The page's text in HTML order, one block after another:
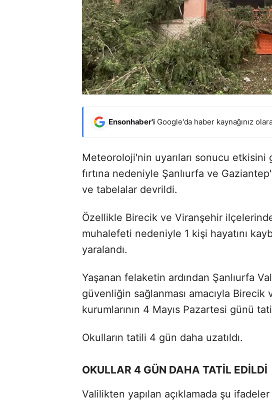
Ensonhaber'i Google'da haber kaynağınız
Meteoroloji'nin uyarıları sonucu etkisini
fırtına nedeniyle Şanlıurfa ve
ve tabelalar devrildi.
Özellikle Birecik ve Viranşehir
muhalefeti nedeniyle 1 kişi hayatını
yaralandı.
Yaşanan felaketin ardından Şanlıurfa
güvenliğin sağlanması amacıyla Birecik
kurumlarının 4 Mayıs Pazartesi günü
Okulların tatili 4 gün daha uzatıldı.
OKULLAR 4 GÜN DAHA TATİL EDİLDİ
Valilikten yapılan açıklamada şu ifadeler